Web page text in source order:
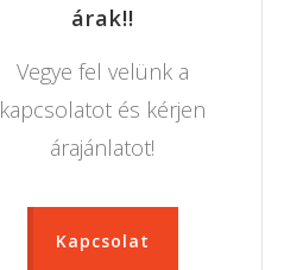
árak!!
Vegye fel velünk a
kapcsolatot és kérjen
árajánlatot!
Kapcsolat